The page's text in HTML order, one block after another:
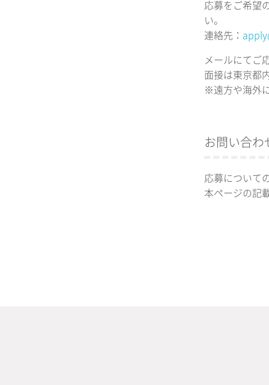
応募をご希望
い。
連絡先：
メールにてご
面接は東京都
※遠方や海外
お問い合わ
応募について
本ページの記